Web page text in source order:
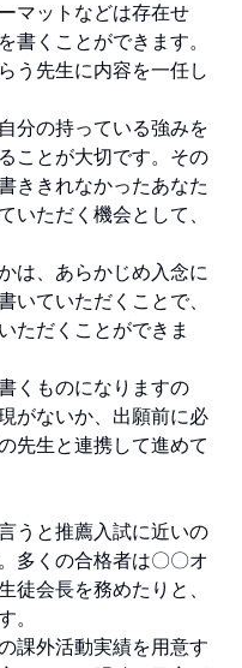
マットなどは存在せ
書くことができます。
う先生に内容を一任し
分の持っている強みを
ことが大切です。その
ききれなかったあなた
いただく機会として、
は、あらかじめ入念に
いていただくことで、
ただくことができま
くものになりますの
がないか、出願前に必
先生と連携して進めて
うと推薦入試に近いの
多くの合格者は〇〇オ
徒会長を務めたりと、
。
課外活動実績を用意す